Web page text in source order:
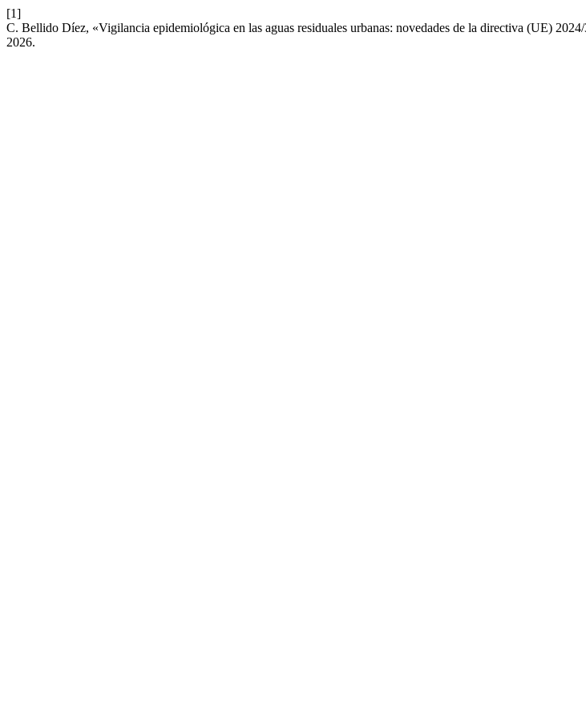
[1]
C. Bellido Díez, «Vigilancia epidemiológica en las aguas residuales urbanas: novedades de la directiva (UE)
2026.